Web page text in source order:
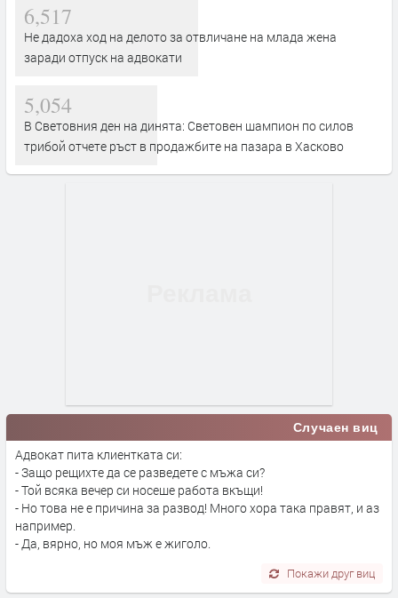
6,517
Не дадоха ход на делото за отвличане на млада жена
заради отпуск на адвокати
5,054
В Световния ден на динята: Световен шампион по силов
трибой отчете ръст в продажбите на пазара в Хасково
Случаен виц
Адвокат пита клиентката си:
- Защо рещихте да се разведете с мъжа си?
- Той всяка вечер си носеше работа вкъщи!
- Но това не е причина за развод! Много хора така правят, и аз
например.
- Да, вярно, но моя мъж е жиголо.
Покажи друг виц